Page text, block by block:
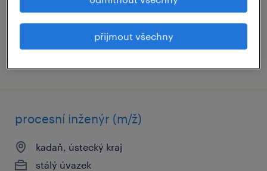
procesní inženýr (m/ž)
kadaň, ústecký kraj
stálý úvazek
přijmout všechny